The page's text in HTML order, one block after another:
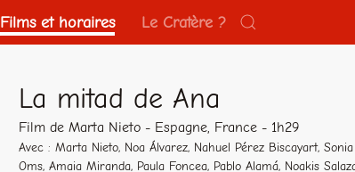
Films et horaires Le Cratère ?
La mitad de Ana
Film de Marta Nieto - Espagne, France - 1h29
Avec : Marta Nieto, Noa Álvarez, Nahuel Pérez Biscayart,
Oms, Amaia Miranda, Paula Foncea, Pablo Alamá, Noakis